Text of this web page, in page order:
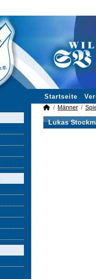
Startseite
Männer
Lukas